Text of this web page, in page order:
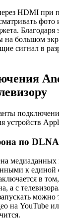
HDMI при
фото
на большом
сигнал в
устройств
по DLNA
медиаданных
к единой
в
а с
на YouTube